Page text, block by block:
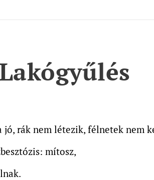
jó, rák nem létezik, félnetek nem
mítosz,